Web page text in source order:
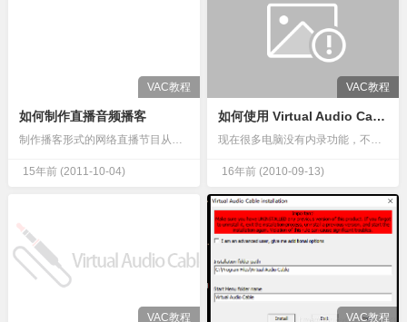
VAC教程
如何制作直播音频播客
15年前 (2011-10-04)
VAC教程
如何使用 Virtual Audio Cable,录音
16年前 (2010-09-13)
VAC教程 VAC教程